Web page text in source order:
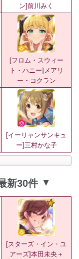
ン]前川みく
[フロム・スウィー
ト・ハニー]メアリ
ー・コクラン
[イーリャンサンキュ
ー]三村かな子
新30件 ▲
[スターズ・イン・ユ
アーズ]本田未央＋